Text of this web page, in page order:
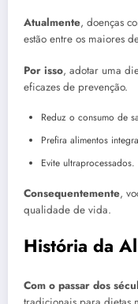
Atualmente, doenças
estão entre os maiores
Por isso, adotar uma
eficazes de prevenção.
Reduz o consumo de
Prefira alimentos
Evite ultraprocessados.
Consequentemente,
qualidade de vida.
História da
Com o passar dos